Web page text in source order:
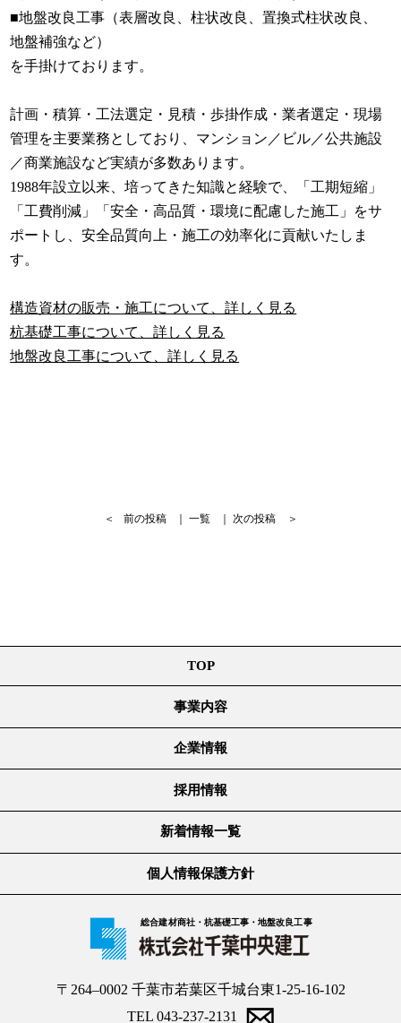
■地盤改良工事（表層改良、柱状改良、置換式柱状改良、
地盤補強など）
を手掛けております。
計画・積算・工法選定・見積・歩掛作成・業者選定・現場
管理を主要業務としており、マンション／ビル／公共施設
／商業施設など実績が多数あります。
1988年設立以来、培ってきた知識と経験で、「工期短縮」
「工費削減」「安全・高品質・環境に配慮した施工」をサ
ポートし、安全品質向上・施工の効率化に貢献いたしま
す。
構造資材の販売・施工について、詳しく見る
杭基礎工事について、詳しく見る
地盤改良工事について、詳しく見る
＜ 前の投稿 ｜ 一覧 ｜ 次の投稿 ＞
TOP
事業内容
企業情報
採用情報
新着情報一覧
個人情報保護方針
総合建材商社・杭基礎工事・地盤改良工事
〒264–0002 千葉市若葉区千城台東1-25-16-102
TEL 043-237-2131